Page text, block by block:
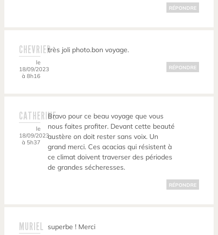
RÉPONDRE
CHEVRIER
le
18/09/2023
à 8h16
très joli photo.bon voyage.
RÉPONDRE
CATHERINE
le
18/09/2023
à 5h37
Bravo pour ce beau voyage que vous
nous faites profiter. Devant cette beauté
austère on doit rester sans voix. Un
grand merci. Ces acacias qui résistent à
ce climat doivent traverser des périodes
de grandes sécheresses.
RÉPONDRE
MURIEL superbe ! Merci